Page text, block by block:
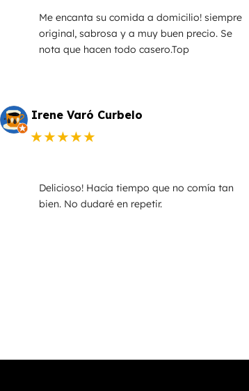
Me encanta su comida a domicilio! siempre
original, sabrosa y a muy buen precio. Se
nota que hacen todo casero.Top
Irene Varó Curbelo
★★★★★
Delicioso! Hacía tiempo que no comía tan
bien. No dudaré en repetir.